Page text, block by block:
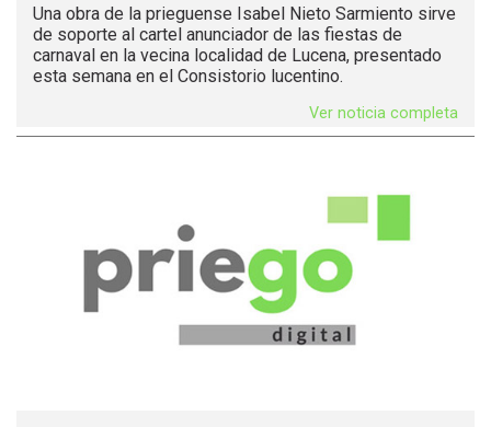
Una obra de la prieguense Isabel Nieto Sarmiento sirve
de soporte al cartel anunciador de las fiestas de
carnaval en la vecina localidad de Lucena, presentado
esta semana en el Consistorio lucentino.
Ver noticia completa